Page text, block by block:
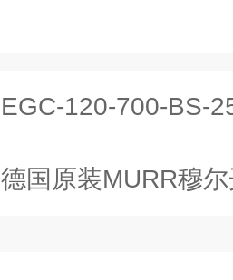
EGC-120-700-BS-25P-KF-0H-安
德国原装MURR穆